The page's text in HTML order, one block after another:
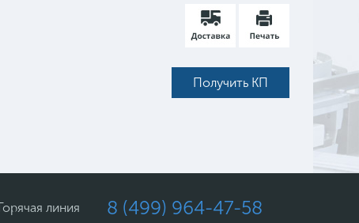
Получить КП
линия 8 (499) 964-47-58